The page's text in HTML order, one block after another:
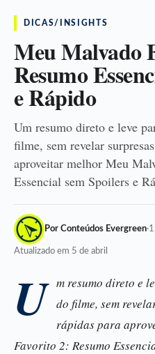
DICAS/INSIGHTS
Meu Malvado
Resumo
e Rápido
Um resumo direto e leve
filme, sem revelar
aproveitar melhor Meu
Essencial sem Spoilers e
Por Conteúdos Evergreen·
Atualizado em 5 de abril
U m resumo direto e
do filme, sem
rápidas para
Favorito 2: Resumo